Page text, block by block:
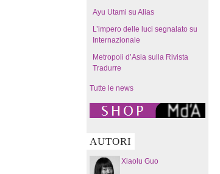
Ayu Utami su Alias
L’impero delle luci segnalato su
Internazionale
Metropoli d’Asia sulla Rivista
Tradurre
Tutte le news
AUTORI
Xiaolu Guo